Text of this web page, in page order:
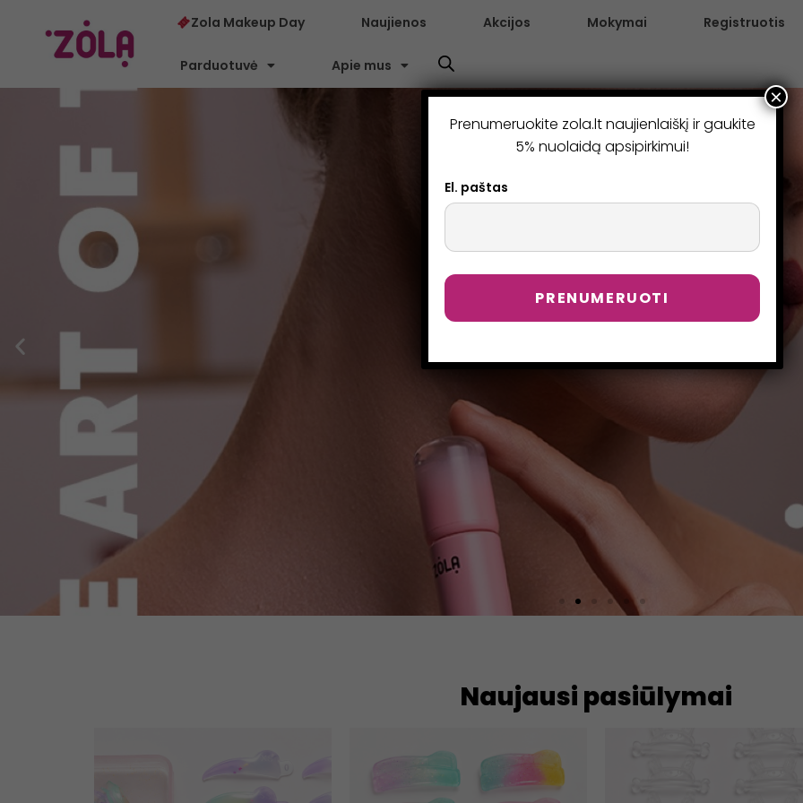
Zola Makeup Day Naujienos Akcijos Mokymai Registruotis
Parduotuvė Apie mus
„Velour Lip Souffle“: suflė tekstūra, aksominis rezultatas, 5
Naujausi pasiūlymai
Prenumeruokite zola.lt naujienlaiškį ir gaukite
5% nuolaidą apsipirkimui!
El. paštas
×